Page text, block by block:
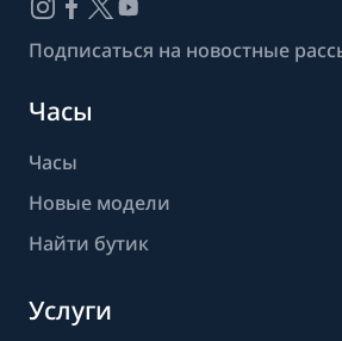
Подписаться на новостные
Часы
Часы
Новые модели
Найти бутик
Услуги